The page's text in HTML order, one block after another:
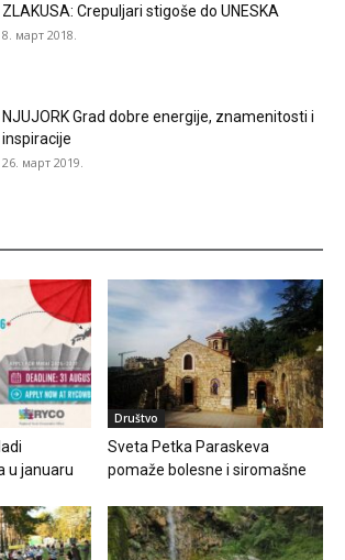
ZLAKUSA: Crepuljari stigoše do UNESKA
8. март 2018.
NJUJORK Grad dobre energije, znamenitosti i
inspiracije
26. март 2019.
u januaru
Društvo
Sveta Petka Paraskeva
pomaže bolesne i siromašne